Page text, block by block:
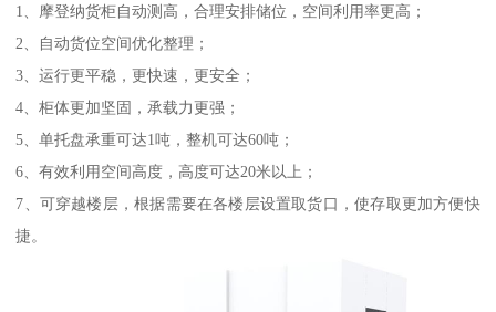
1、摩登纳货柜自动测高，合理安排储位，空间利用率更高；
2、自动货位空间优化整理；
3、运行更平稳，更快速，更安全；
4、柜体更加坚固，承载力更强；
5、单托盘承重可达1吨，整机可达60吨；
6、有效利用空间高度，高度可达20米以上；
7、可穿越楼层，根据需要在各楼层设置取货口，使存取更加方便快
捷。